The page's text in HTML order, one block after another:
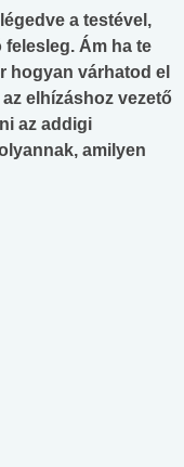
a testével,
Ám ha te
hogyan várhatod el
elhízáshoz vezető
az addigi
amilyen